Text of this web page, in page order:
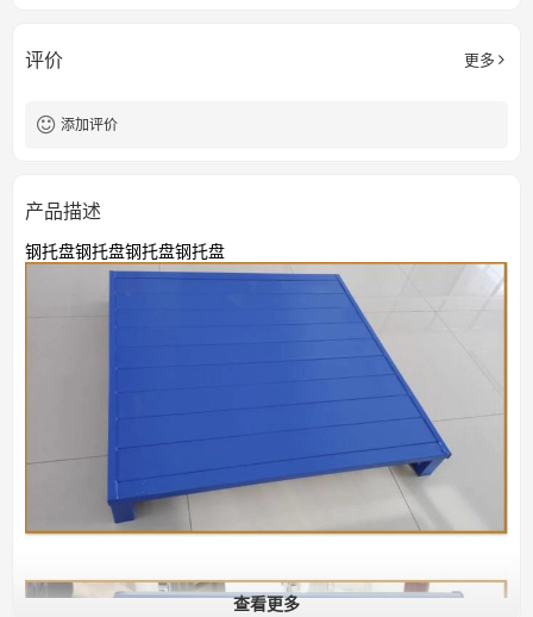
评价 更多
添加评价
产品描述
钢托盘钢托盘钢托盘钢托盘
查看更多